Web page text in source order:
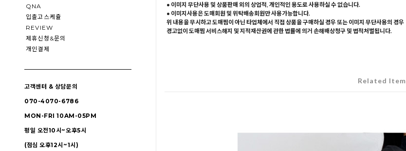
QNA
입출고스케쥴
REVIEW
제휴신청&문의
개인결제
고객센터 & 상담문의
070-4070-6786
MON-FRI 10AM-05PM
평일 오전10시~오후5시
(점심 오후12시~1시)
• 이미지 무단사용 및 상품판매 외의 상업적, 개인적인 용도로 사용하실 수 없습니다.
• 이미지사용은 도매회원 및 위탁배송회원만 사용가능합니다.
위 내용을 무시하고 도매찜이 아닌 타업체에서 직접 상품을 구매하실 경우 또는 이미지 무단사용의 경우
경고없이 도매찜 서비스해지 및 지적재산권에 관한 법률에 의거 손해배상청구 및 법적처벌됩니다.
Related Item